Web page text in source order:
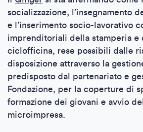
socializzazione, l’insegnamento
e l’inserimento socio-lavorativo
imprenditoriali della stamperia e
ciclofficina, rese possibili dalle
disposizione attraverso la
predisposto dal partenariato e
Fondazione, per la coperture di
formazione dei giovani e avvio
microimpresa.